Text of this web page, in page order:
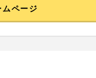
ムページ